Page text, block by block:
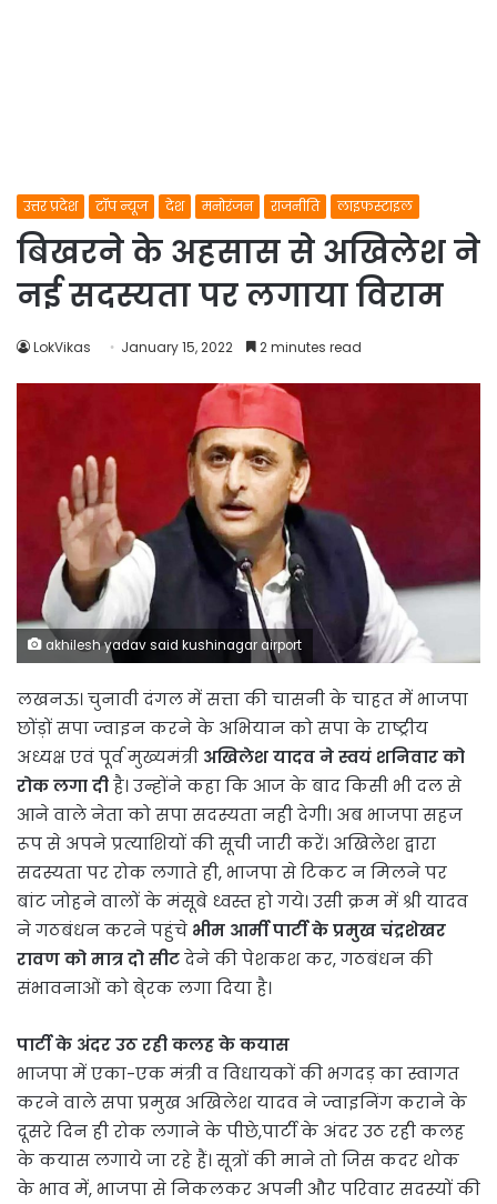
उत्तर प्रदेश टॉप न्यूज देश मनोरंजन राजनीति लाइफस्टाइल
बिखरने के अहसास से अखिलेश ने
नई सदस्यता पर लगाया विराम
LokVikas January 15, 2022 2 minutes read
akhilesh yadav said kushinagar airport
लखनऊ। चुनावी दंगल में सत्ता की चासनी के चाहत में भाजपा
छोंड़ों सपा ज्वाइन करने के अभियान को सपा के राष्ट्रीय
अध्यक्ष एवं पूर्व मुख्यमंत्री अखिलेश यादव ने स्वयं शनिवार को
रोक लगा दीहै। उन्होंने कहा कि आज के बाद किसी भी दल से
आने वाले नेता को सपा सदस्यता नही देगी। अब भाजपा सहज
रूप से अपने प्रत्याशियों की सूची जारी करें। अखिलेश द्वारा
सदस्यता पर रोक लगाते ही, भाजपा से टिकट न मिलने पर
बांट जोहने वालों के मंसूबे ध्वस्त हो गये। उसी क्रम में श्री यादव
ने गठबंधन करने पहुंचे भीम आर्मी पार्टी के प्रमुख चंद्रशेखर
रावण को मात्र दो सीटदेने की पेशकश कर, गठबंधन की
संभावनाओं को बे्रक लगा दिया है।
पार्टी के अंदर उठ रही कलह के कयास
भाजपा में एका-एक मंत्री व विधायकों की भगदड़ का स्वागत
करने वाले सपा प्रमुख अखिलेश यादव ने ज्वाइनिंग कराने के
दूसरे दिन ही रोक लगाने के पीछे,पार्टी के अंदर उठ रही कलह
के कयास लगाये जा रहे हैं। सूत्रों की माने तो जिस कदर थोक
के भाव में, भाजपा से निकलकर अपनी और परिवार सदस्यों की